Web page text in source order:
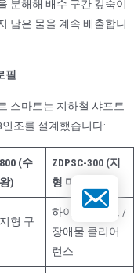
분해해 배수 구간 깊숙이
남은 물을 계속 배출합니
필
스마트는 지하철 샤프트
조를 설계했습니다:
(수
)
ZDPSC-300 (지
형 마스터)
형 구
하이헤드 펌프 /
장애물 클리어
런스
이메일